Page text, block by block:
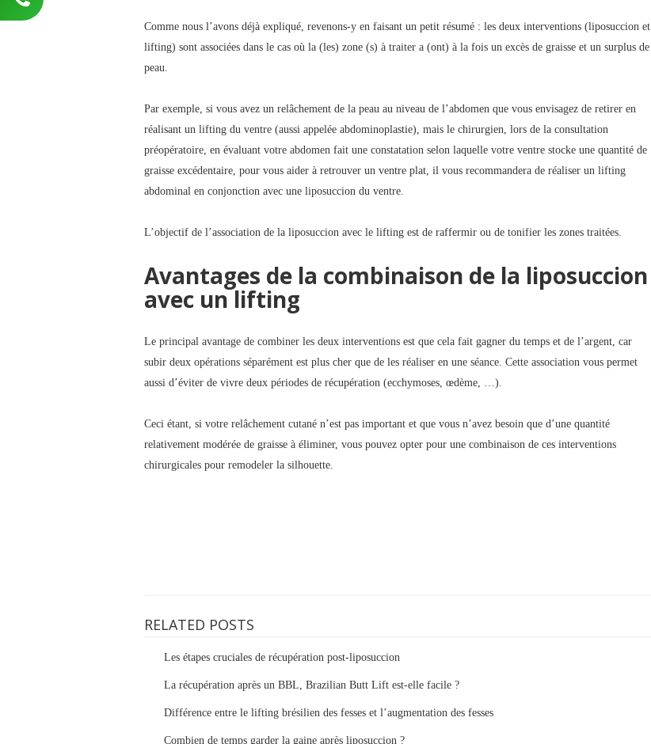
Comme nous l’avons déjà expliqué, revenons-y en faisant un petit résumé : les deux interventions (liposuccion et
lifting) sont associées dans le cas où la (les) zone (s) à traiter a (ont) à la fois un excès de graisse et un surplus de
peau.
Par exemple, si vous avez un relâchement de la peau au niveau de l’abdomen que vous envisagez de retirer en
réalisant un lifting du ventre (aussi appelée abdominoplastie), mais le chirurgien, lors de la consultation
préopératoire, en évaluant votre abdomen fait une constatation selon laquelle votre ventre stocke une quantité de
graisse excédentaire, pour vous aider à retrouver un ventre plat, il vous recommandera de réaliser un lifting
abdominal en conjonction avec une liposuccion du ventre.
L’objectif de l’association de la liposuccion avec le lifting est de raffermir ou de tonifier les zones traitées.
Avantages de la combinaison de la liposuccion
avec un lifting
Le principal avantage de combiner les deux interventions est que cela fait gagner du temps et de l’argent, car
subir deux opérations séparément est plus cher que de les réaliser en une séance. Cette association vous permet
aussi d’éviter de vivre deux périodes de récupération (ecchymoses, œdème, …).
Ceci étant, si votre relâchement cutané n’est pas important et que vous n’avez besoin que d’une quantité
relativement modérée de graisse à éliminer, vous pouvez opter pour une combinaison de ces interventions
chirurgicales pour remodeler la silhouette.
RELATED POSTS
Les étapes cruciales de récupération post-liposuccion
La récupération après un BBL, Brazilian Butt Lift est-elle facile ?
Différence entre le lifting brésilien des fesses et l’augmentation des fesses
Combien de temps garder la gaine après liposuccion ?